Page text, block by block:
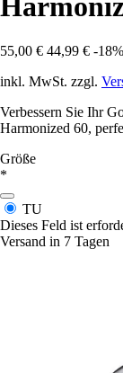
55,00 € 44,99 € -18%
inkl. MwSt. zzgl.
Verbessern Sie Ihr
Harmonized 60,
Größe
*
TU
Dieses Feld ist
Versand in 7 Tagen